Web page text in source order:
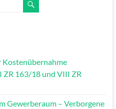
Kostenübernahme
163/18 und VIII ZR
Gewerberaum – Verborgene